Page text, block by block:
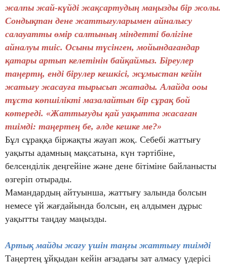
жалпы жай-күйді жақсартудың маңызды бір жолы.
Сондықтан дене жаттығуларымен айналысу
салауатты өмір салтының міндетті бөлігіне
айналуы тиіс. Осыны түсінген, мойындағандар
қатары артып келетінін байқаймыз. Біреулер
таңертң, енді бірулер кешкісі, жұмыстан кейін
жатығу жасауға тырысып жатады. Алайда ооы
тұста көпшілікті мазалайтын бір сұрақ бой
көтереді. «Жаттығуды қай уақытта жасаған
тиімді: таңертең бе, әлде кешке ме?»
Бұл сұраққа біржақты жауап жоқ. Себебі жаттығу
уақыты адамның мақсатына, күн тәртібіне,
белсенділік деңгейіне және дене бітіміне байланысты
өзгеріп отырады.
Мамандардың айтуынша, жаттығу залында болсын
немесе үй жағдайында болсын, ең алдымен дұрыс
уақытты таңдау маңызды.
Артық майды жағу үшін таңғы жаттығу тиімді
Таңертең ұйқыдан кейін ағзадағы зат алмасу үдерісі